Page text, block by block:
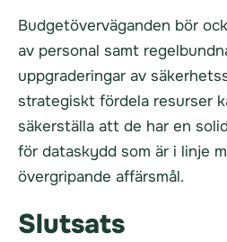
Budgetöverväganden bör
av personal samt
uppgraderingar av
strategiskt fördela resurser
säkerställa att de har en
för dataskydd som är i linje
övergripande affärsmål.
Slutsats